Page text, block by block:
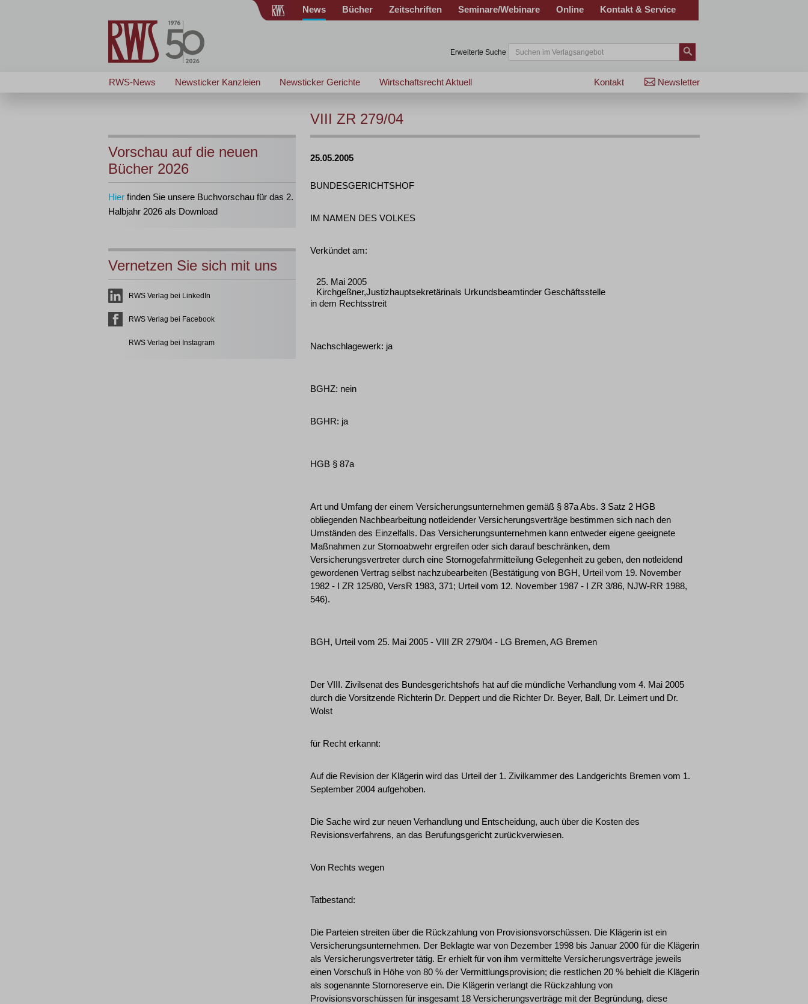
News Bücher Zeitschriften Seminare/Webinare Online Kontakt & Service
Erweiterte Suche
RWS-News Newsticker Kanzleien Newsticker Gerichte Wirtschaftsrecht Aktuell Newsletter
Kontakt
Vorschau auf die neuen
Bücher 2026
Hier finden Sie unsere Buchvorschau für das 2.
Halbjahr 2026 als Download
Vernetzen Sie sich mit uns
RWS Verlag bei LinkedIn
RWS Verlag bei Facebook
RWS Verlag bei Instagram
VIII ZR 279/04
25.05.2005
BUNDESGERICHTSHOF
IM NAMEN DES VOLKES
Verkündet am:
25. Mai 2005
Kirchgeßner,Justizhauptsekretärinals Urkundsbeamtinder Geschäftsstelle
in dem Rechtsstreit
Nachschlagewerk: ja
BGHZ: nein
BGHR: ja
HGB § 87a
Art und Umfang der einem Versicherungsunternehmen gemäß § 87a Abs. 3 Satz 2 HGB
obliegenden Nachbearbeitung notleidender Versicherungsverträge bestimmen sich nach den
Umständen des Einzelfalls. Das Versicherungsunternehmen kann entweder eigene geeignete
Maßnahmen zur Stornoabwehr ergreifen oder sich darauf beschränken, dem
Versicherungsvertreter durch eine Stornogefahrmitteilung Gelegenheit zu geben, den notleidend
gewordenen Vertrag selbst nachzubearbeiten (Bestätigung von BGH, Urteil vom 19. November
1982 - I ZR 125/80, VersR 1983, 371; Urteil vom 12. November 1987 - I ZR 3/86, NJW-RR 1988,
546).
BGH, Urteil vom 25. Mai 2005 - VIII ZR 279/04 - LG Bremen, AG Bremen
Der VIII. Zivilsenat des Bundesgerichtshofs hat auf die mündliche Verhandlung vom 4. Mai 2005
durch die Vorsitzende Richterin Dr. Deppert und die Richter Dr. Beyer, Ball, Dr. Leimert und Dr.
Wolst
für Recht erkannt:
Auf die Revision der Klägerin wird das Urteil der 1. Zivilkammer des Landgerichts Bremen vom 1.
September 2004 aufgehoben.
Die Sache wird zur neuen Verhandlung und Entscheidung, auch über die Kosten des
Revisionsverfahrens, an das Berufungsgericht zurückverwiesen.
Von Rechts wegen
Tatbestand:
Die Parteien streiten über die Rückzahlung von Provisionsvorschüssen. Die Klägerin ist ein
Versicherungsunternehmen. Der Beklagte war von Dezember 1998 bis Januar 2000 für die Klägerin
als Versicherungsvertreter tätig. Er erhielt für von ihm vermittelte Versicherungsverträge jeweils
einen Vorschuß in Höhe von 80 % der Vermittlungsprovision; die restlichen 20 % behielt die Klägerin
als sogenannte Stornoreserve ein. Die Klägerin verlangt die Rückzahlung von
Provisionsvorschüssen für insgesamt 18 Versicherungsverträge mit der Begründung, diese